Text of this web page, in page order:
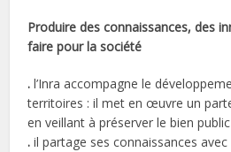
Produire des connaissances, des
faire pour la société
.l’Inra accompagne le
territoires : il met en œuvre un
en veillant à préserver le bien public
.il partage ses connaissances